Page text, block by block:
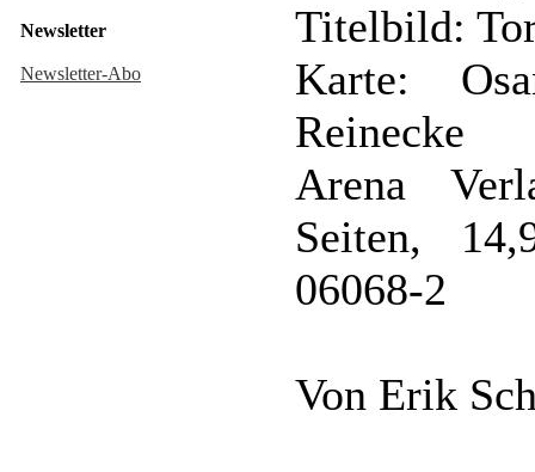
Newsletter
Newsletter-Abo
Titelbild:
Karte:
Reinecke
Arena
Seiten,
06068-2
Von Erik